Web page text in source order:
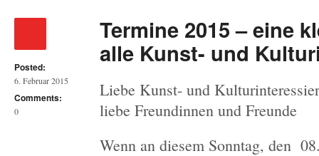
Posted:
6. Februar 2015
Comments:
0
Termine 2015 – eine
alle Kunst- und
Liebe Kunst- und
liebe Freundinnen und Freunde
Wenn an diesem Sonntag, den